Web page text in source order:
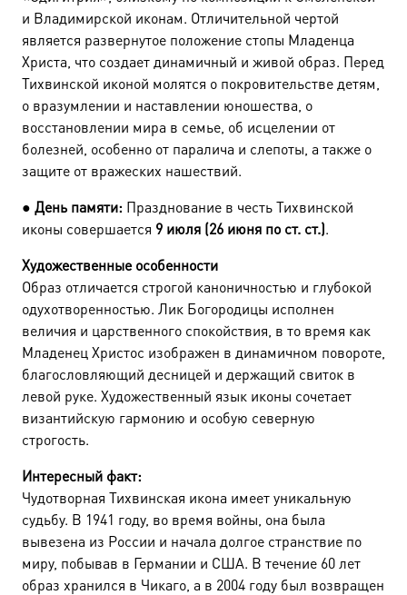
и Владимирской иконам. Отличительной чертой
является развернутое положение стопы Младенца
Христа, что создает динамичный и живой образ. Перед
Тихвинской иконой молятся о покровительстве детям,
о вразумлении и наставлении юношества, о
восстановлении мира в семье, об исцелении от
болезней, особенно от паралича и слепоты, а также о
защите от вражеских нашествий.
● День памяти: Празднование в честь Тихвинской
иконы совершается 9 июля (26 июня по ст. ст.).
Художественные особенности
Образ отличается строгой каноничностью и глубокой
одухотворенностью. Лик Богородицы исполнен
величия и царственного спокойствия, в то время как
Младенец Христос изображен в динамичном повороте,
благословляющий десницей и держащий свиток в
левой руке. Художественный язык иконы сочетает
византийскую гармонию и особую северную
строгость.
Интересный факт:
Чудотворная Тихвинская икона имеет уникальную
судьбу. В 1941 году, во время войны, она была
вывезена из России и начала долгое странствие по
миру, побывав в Германии и США. В течение 60 лет
образ хранился в Чикаго, а в 2004 году был возвращен